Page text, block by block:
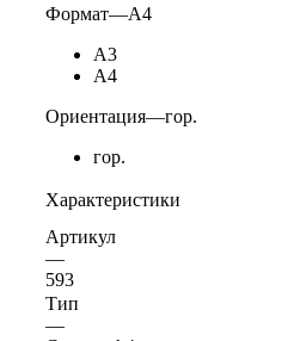
Формат—А4
А3
А4
Ориентация—гор.
гор.
Характеристики
Артикул
—
593
Тип
—